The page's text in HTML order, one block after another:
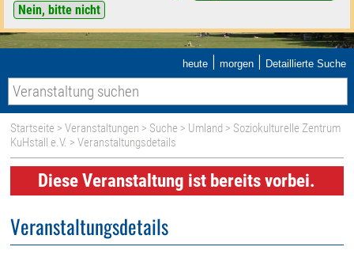
Nein, bitte nicht
heute | morgen | Detaillierte Suche
Startseite >Veranstaltungen > Suche > Umland > Soziokulturelle Zentrum
KuHstall e.V. > Veranstaltungsdetails
Diese Veranstaltung ist bereits vorbei.
Veranstaltungsdetails